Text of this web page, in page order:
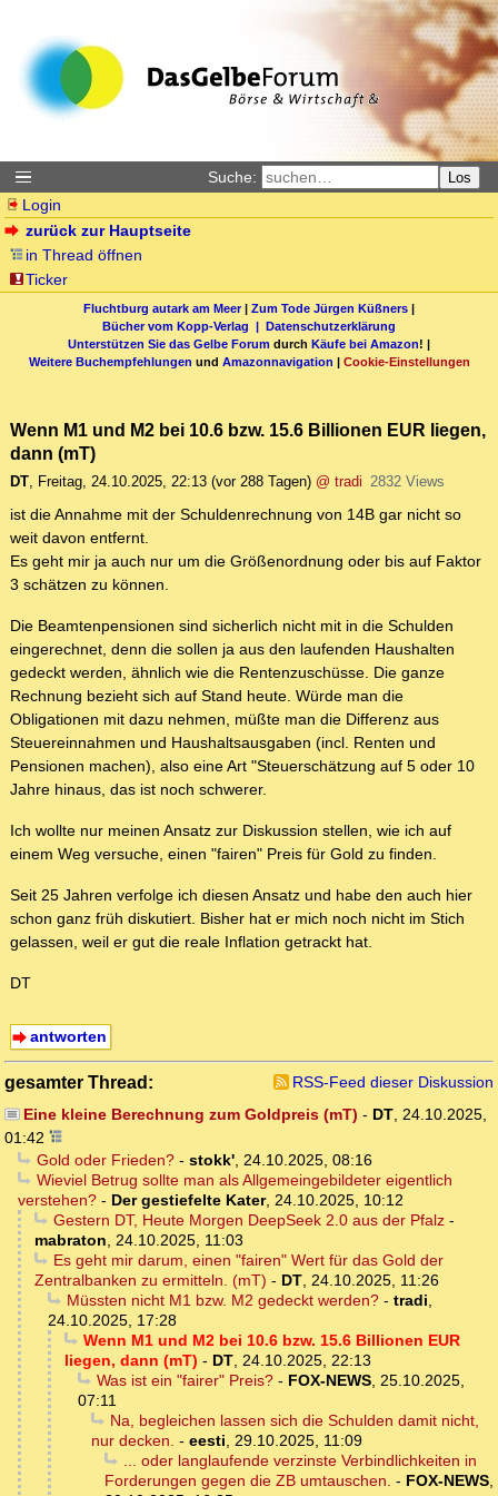
Suche: Los
Login
zurück zur Hauptseite
in Thread öffnen
Ticker
Fluchtburg autark am Meer| Zum Tode Jürgen Küßners |
Bücher vom Kopp-Verlag | Datenschutzerklärung
Unterstützen Sie das Gelbe Forum durch Käufe bei Amazon! |
Weitere Buchempfehlungen und Amazonnavigation | Cookie-Einstellungen
Wenn M1 und M2 bei 10.6 bzw. 15.6 Billionen EUR liegen,
dann (mT)
DT, Freitag, 24.10.2025, 22:13 (vor 288 Tagen) @ tradi 2832 Views
ist die Annahme mit der Schuldenrechnung von 14B gar nicht so
weit davon entfernt.
Es geht mir ja auch nur um die Größenordnung oder bis auf Faktor
3 schätzen zu können.
Die Beamtenpensionen sind sicherlich nicht mit in die Schulden
eingerechnet, denn die sollen ja aus den laufenden Haushalten
gedeckt werden, ähnlich wie die Rentenzuschüsse. Die ganze
Rechnung bezieht sich auf Stand heute. Würde man die
Obligationen mit dazu nehmen, müßte man die Differenz aus
Steuereinnahmen und Haushaltsausgaben (incl. Renten und
Pensionen machen), also eine Art "Steuerschätzung auf 5 oder 10
Jahre hinaus, das ist noch schwerer.
Ich wollte nur meinen Ansatz zur Diskussion stellen, wie ich auf
einem Weg versuche, einen "fairen" Preis für Gold zu finden.
Seit 25 Jahren verfolge ich diesen Ansatz und habe den auch hier
schon ganz früh diskutiert. Bisher hat er mich noch nicht im Stich
gelassen, weil er gut die reale Inflation getrackt hat.
DT
antworten
gesamter Thread:
RSS-Feed dieser Diskussion
Eine kleine Berechnung zum Goldpreis (mT) - DT, 24.10.2025,
01:42
Gold oder Frieden?- stokk', 24.10.2025, 08:16
Wieviel Betrug sollte man als Allgemeingebildeter eigentlich
verstehen? - Der gestiefelte Kater, 24.10.2025, 10:12
Gestern DT, Heute Morgen DeepSeek 2.0 aus der Pfalz-
mabraton, 24.10.2025, 11:03
Es geht mir darum, einen "fairen" Wert für das Gold der
Zentralbanken zu ermitteln. (mT) - DT, 24.10.2025, 11:26
Müssten nicht M1 bzw. M2 gedeckt werden?- tradi,
24.10.2025, 17:28
Wenn M1 und M2 bei 10.6 bzw. 15.6 Billionen EUR
liegen, dann (mT) - DT, 24.10.2025, 22:13
Was ist ein "fairer" Preis?- FOX-NEWS, 25.10.2025,
07:11
Na, begleichen lassen sich die Schulden damit nicht,
nur decken. - eesti, 29.10.2025, 11:09
... oder langlaufende verzinste Verbindlichkeiten in
Forderungen gegen die ZB umtauschen. - FOX-NEWS,